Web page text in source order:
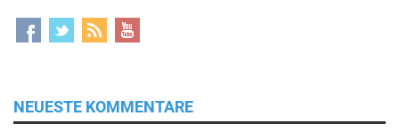
NEUESTE KOMMENTARE